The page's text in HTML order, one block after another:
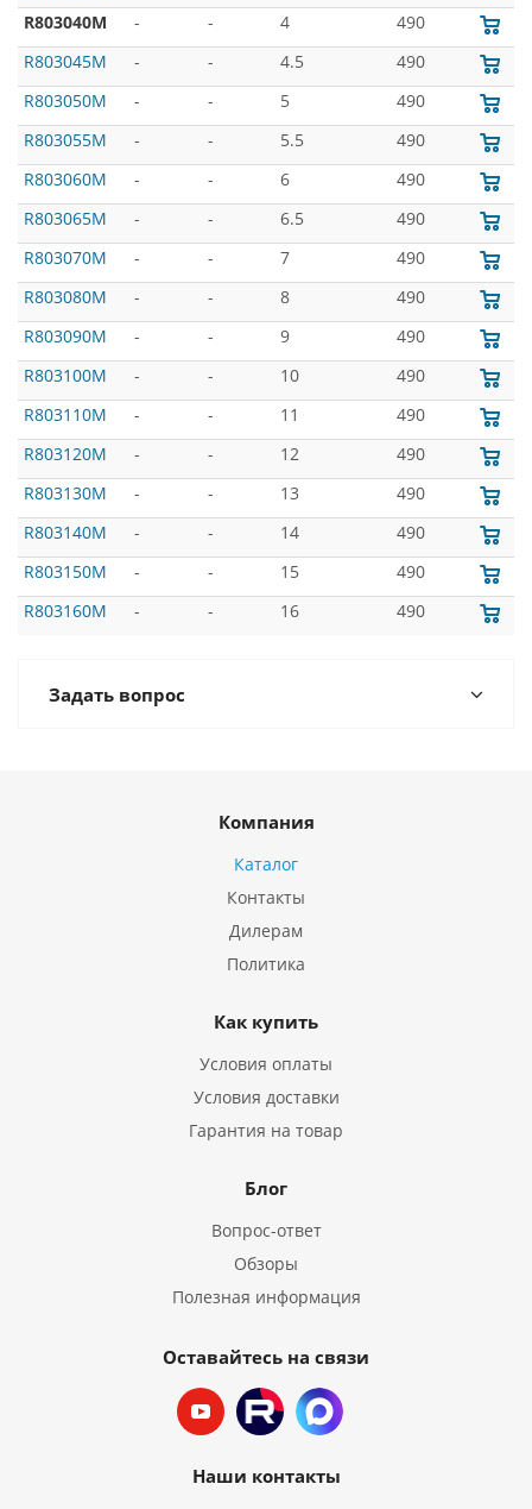
R803040M
- - 4
490
R803045M
- - 4.5
490
R803050M
- - 5
490
R803055M
- - 5.5
490
R803060M
- - 6
490
R803065M
- - 6.5
490
R803070M
- - 7
490
R803080M
- - 8
490
R803090M
- - 9
490
R803100M
- - 10
490
R803110M
- - 11
490
R803120M
- - 12
490
R803130M
- - 13
490
R803140M
- - 14
490
R803150M
- - 15
490
R803160M
- - 16 490
Задать вопрос
Компания
Каталог
Контакты
Дилерам
Политика
Как купить
Условия оплаты
Условия доставки
Гарантия на товар
Блог
Вопрос-ответ
Обзоры
Полезная информация
Оставайтесь на связи
Наши контакты